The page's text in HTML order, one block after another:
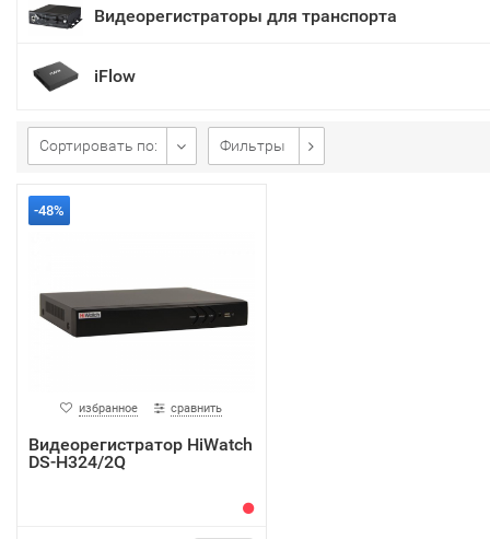
Видеорегистраторы для транспорта
iFlow
Сортировать по: Фильтры
-48%
избранное сравнить
Видеорегистратор HiWatch
DS-H324/2Q